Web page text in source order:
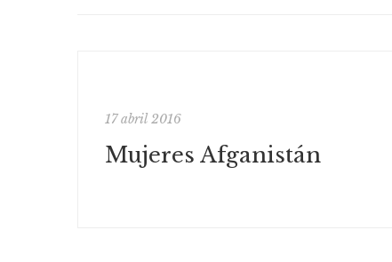
17 abril 2016
Mujeres Afganistán